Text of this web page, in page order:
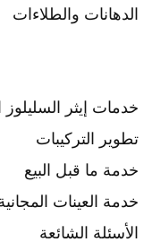
والطلاءات
إيثر السليلوز
التركيبات
ما قبل البيع
العينات المجانية
الشائعة